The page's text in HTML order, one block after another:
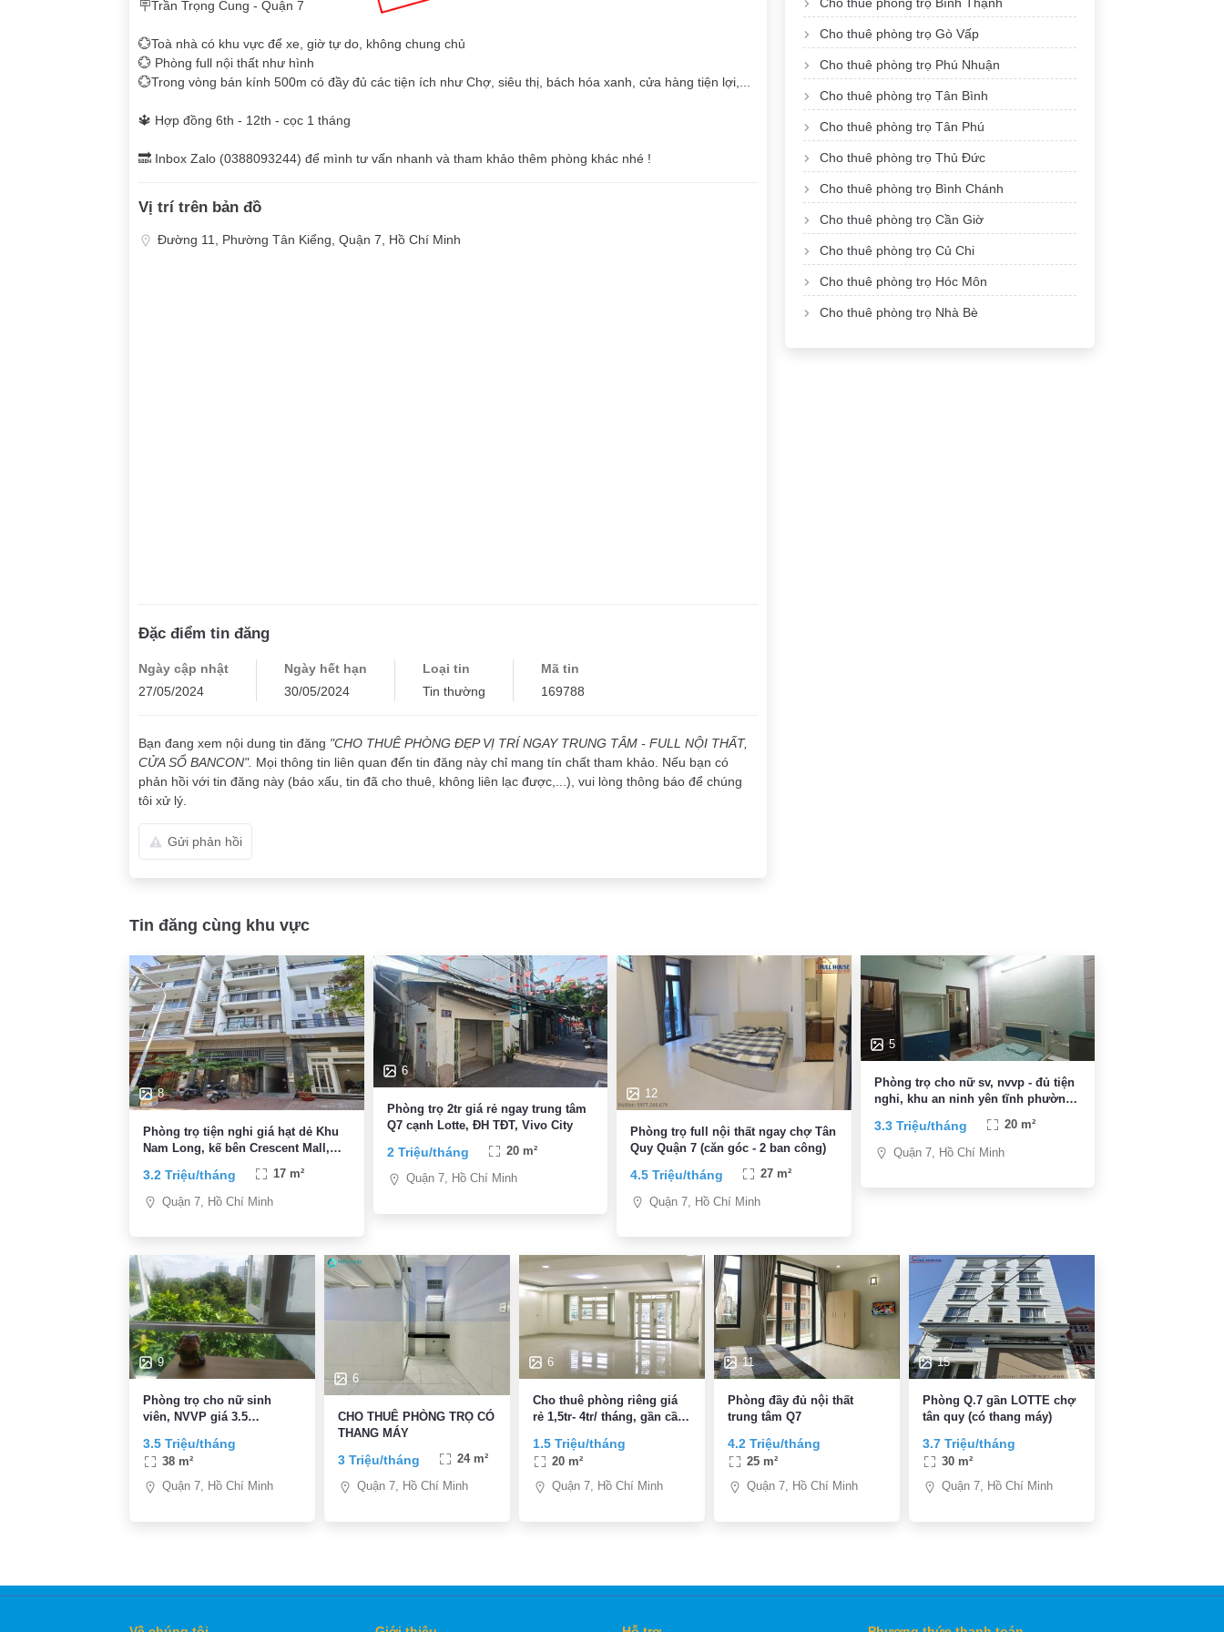
🪧Trần Trọng Cung - Quận 7
💮Toà nhà có khu vực để xe, giờ tự do, không chung chủ
💮 Phòng full nội thất như hình
💮Trong vòng bán kính 500m có đầy đủ các tiện ích như Chợ, siêu thị, bách hóa xanh, cửa hàng tiện lợi,...
🔱 Hợp đồng 6th - 12th - cọc 1 tháng
🔜 Inbox Zalo (0388093244) để mình tư vấn nhanh và tham khảo thêm phòng khác nhé !
Vị trí trên bản đồ
Đường 11, Phường Tân Kiểng, Quận 7, Hồ Chí Minh
Đặc điểm tin đăng
Ngày cập nhật
27/05/2024
Ngày hết hạn
30/05/2024
Loại tin
Tin thường
Mã tin
169788
Bạn đang xem nội dung tin đăng "CHO THUÊ PHÒNG ĐẸP VỊ TRÍ NGAY TRUNG TÂM - FULL NỘI THẤT,
CỬA SỔ BANCON". Mọi thông tin liên quan đến tin đăng này chỉ mang tín chất tham khảo. Nếu bạn có
phản hồi với tin đăng này (báo xấu, tin đã cho thuê, không liên lạc được,...), vui lòng thông báo để chúng
tôi xử lý.
Gửi phản hồi
Cho thuê phòng trọ Gò Vấp
Cho thuê phòng trọ Phú Nhuận
Cho thuê phòng trọ Tân Bình
Cho thuê phòng trọ Tân Phú
Cho thuê phòng trọ Thủ Đức
Cho thuê phòng trọ Bình Chánh
Cho thuê phòng trọ Cần Giờ
Cho thuê phòng trọ Củ Chi
Cho thuê phòng trọ Hóc Môn
Cho thuê phòng trọ Nhà Bè
Tin đăng cùng khu vực
8
Phòng trọ tiện nghi giá hạt dẻ Khu
Nam Long, kế bên Crescent Mall,
3.2 Triệu/tháng 17 m²
Quận 7, Hồ Chí Minh
6
Phòng trọ 2tr giá rẻ ngay trung tâm
Q7 cạnh Lotte, ĐH TĐT, Vivo City
2 Triệu/tháng 20 m²
Quận 7, Hồ Chí Minh
12
Phòng trọ full nội thất ngay chợ Tân
Quy Quận 7 (căn góc - 2 ban công)
4.5 Triệu/tháng 27 m²
Quận 7, Hồ Chí Minh
5
Phòng trọ cho nữ sv, nvvp - đủ tiện
nghi, khu an ninh yên tĩnh phường
3.3 Triệu/tháng 20 m²
Quận 7, Hồ Chí Minh
9
Phòng trọ cho nữ sinh
viên, NVVP giá 3.5
3.5 Triệu/tháng
38 m²
Quận 7, Hồ Chí Minh
6
CHO THUÊ PHÒNG TRỌ CÓ
THANG MÁY
3 Triệu/tháng 24 m²
Quận 7, Hồ Chí Minh
6
Cho thuê phòng riêng giá
rẻ 1,5tr- 4tr/ tháng, gần cầu
1.5 Triệu/tháng
20 m²
Quận 7, Hồ Chí Minh
11
Phòng đầy đủ nội thất
trung tâm Q7
4.2 Triệu/tháng
25 m²
Quận 7, Hồ Chí Minh
15
Phòng Q.7 gần LOTTE chợ
tân quy (có thang máy)
3.7 Triệu/tháng
30 m²
Quận 7, Hồ Chí Minh